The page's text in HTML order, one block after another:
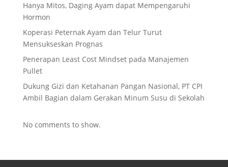
Hanya Mitos, Daging Ayam dapat Mempengaruhi
Hormon
Koperasi Peternak Ayam dan Telur Turut
Mensukseskan Prognas
Penerapan Least Cost Mindset pada Manajemen
Pullet
Dukung Gizi dan Ketahanan Pangan Nasional, PT CPI
Ambil Bagian dalam Gerakan Minum Susu di Sekolah
No comments to show.